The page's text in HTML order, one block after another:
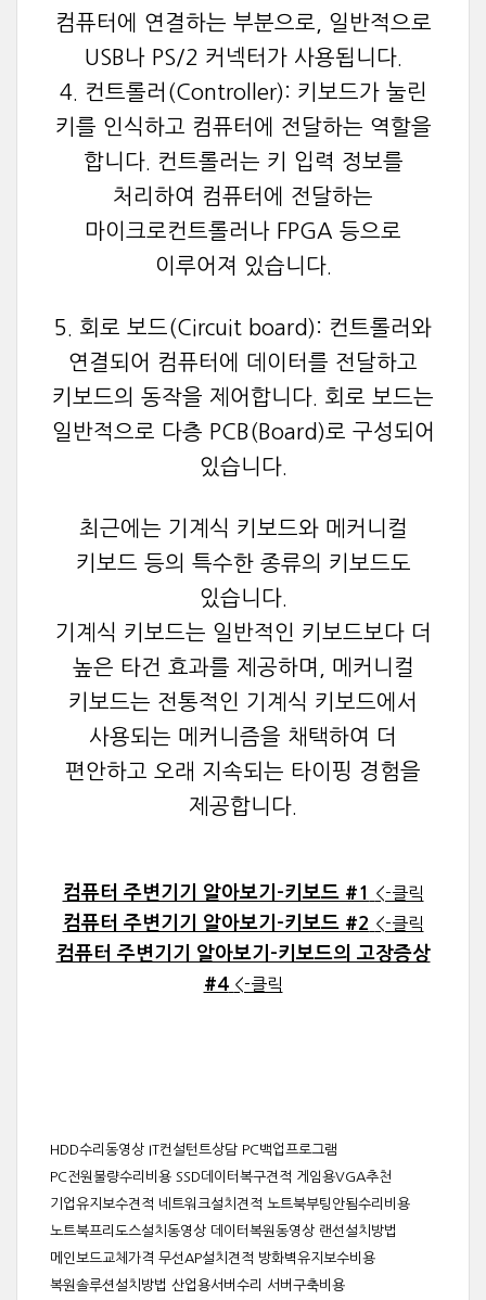
컴퓨터에 연결하는 부분으로, 일반적으로
USB나 PS/2 커넥터가 사용됩니다.
4. 컨트롤러(Controller): 키보드가 눌린
키를 인식하고 컴퓨터에 전달하는 역할을
합니다. 컨트롤러는 키 입력 정보를
처리하여 컴퓨터에 전달하는
마이크로컨트롤러나 FPGA 등으로
이루어져 있습니다.
5. 회로 보드(Circuit board): 컨트롤러와
연결되어 컴퓨터에 데이터를 전달하고
키보드의 동작을 제어합니다. 회로 보드는
일반적으로 다층 PCB(Board)로 구성되어
있습니다.
최근에는 기계식 키보드와 메커니컬
키보드 등의 특수한 종류의 키보드도
있습니다.
기계식 키보드는 일반적인 키보드보다 더
높은 타건 효과를 제공하며, 메커니컬
키보드는 전통적인 기계식 키보드에서
사용되는 메커니즘을 채택하여 더
편안하고 오래 지속되는 타이핑 경험을
제공합니다.
컴퓨터 주변기기 알아보기-키보드 #1 <-클릭
컴퓨터 주변기기 알아보기-키보드 #2 <-클릭
컴퓨터 주변기기 알아보기-키보드의 고장증상
#4 <-클릭
HDD수리동영상 IT컨설턴트상담 PC백업프로그램
PC전원불량수리비용 SSD데이터복구견적 게임용VGA추천
기업유지보수견적 네트워크설치견적 노트북부팅안됨수리비용
노트북프리도스설치동영상 데이터복원동영상 랜선설치방법
메인보드교체가격 무선AP설치견적 방화벽유지보수비용
복원솔루션설치방법 산업용서버수리 서버구축비용